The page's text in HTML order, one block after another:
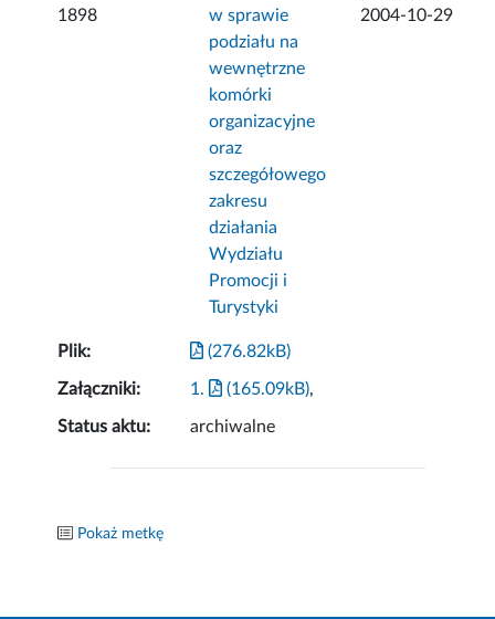
1898
w sprawie
podziału na
wewnętrzne
komórki
organizacyjne
oraz
szczegółowego
zakresu
działania
Wydziału
Promocji i
Turystyki
2004-10-29
Plik: (276.82kB)
Załączniki: 1. (165.09kB),
Status aktu: archiwalne
Pokaż metkę